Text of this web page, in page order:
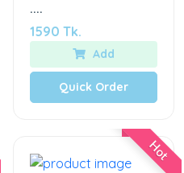
....
1590 Tk.
Add
Quick Order
Hot